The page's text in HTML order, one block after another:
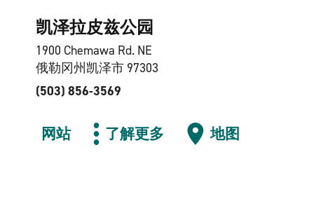
凯泽拉皮兹公园
1900 Chemawa Rd. NE
俄勒冈州凯泽市 97303
(503) 856-3569
网站 了解更多 地图